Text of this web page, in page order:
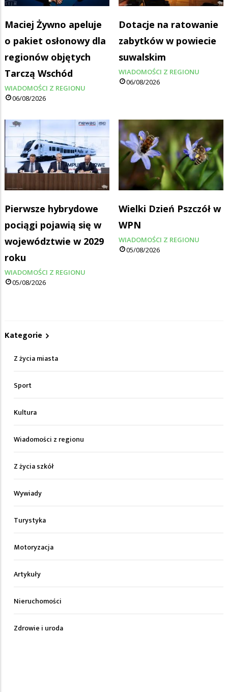
Maciej Żywno apeluje
o pakiet osłonowy dla
regionów objętych
Tarczą Wschód
WIADOMOŚCI Z REGIONU
06/08/2026
Dotacje na ratowanie
zabytków w powiecie
suwalskim
WIADOMOŚCI Z REGIONU
06/08/2026
Pierwsze hybrydowe
pociągi pojawią się w
województwie w 2029
roku
WIADOMOŚCI Z REGIONU
05/08/2026
Wielki Dzień Pszczół w
WPN
WIADOMOŚCI Z REGIONU
05/08/2026
Kategorie
Z życia miasta
Sport
Kultura
Wiadomości z regionu
Z życia szkół
Wywiady
Turystyka
Motoryzacja
Artykuły
Nieruchomości
Zdrowie i uroda